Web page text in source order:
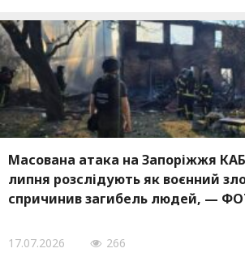
Масована атака на Запоріжжя
липня розслідують як воєнний
спричинив загибель людей, —
17.07.2026 266